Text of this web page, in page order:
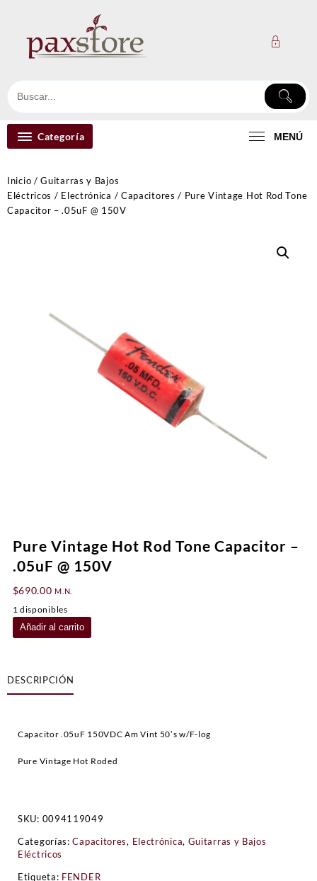
contenido
Categoría MENÚ
Inicio /Guitarras y Bajos
Eléctricos / Electrónica / Capacitores / Pure Vintage Hot Rod Tone
Capacitor – .05uF @ 150V
Pure Vintage Hot Rod Tone Capacitor –
.05uF @ 150V
$690.00 M.N.
1 disponibles
Pure
Vintage
Tone
Capacitor
150V
Añadir al carrito
DESCRIPCIÓN
Capacitor .05uF 150VDC Am Vint 50’s w/F-log
Pure Vintage Hot Roded
SKU: 0094119049
Categorías:Capacitores, Electrónica, Guitarras y Bajos
Eléctricos
Etiqueta: FENDER